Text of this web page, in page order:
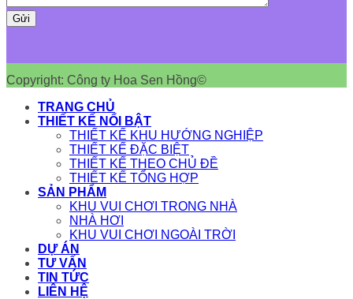
Copyright: Công ty Hoa Sen Hồng©
TRANG CHỦ
THIẾT KẾ NỔI BẬT
THIẾT KẾ KHU HƯỚNG NGHIỆP
THIẾT KẾ ĐẶC BIỆT
THIẾT KẾ THEO CHỦ ĐỀ
THIẾT KẾ TỔNG HỢP
SẢN PHẨM
KHU VUI CHƠI TRONG NHÀ
NHÀ HƠI
KHU VUI CHƠI NGOÀI TRỜI
DỰ ÁN
TƯ VẤN
TIN TỨC
LIÊN HỆ